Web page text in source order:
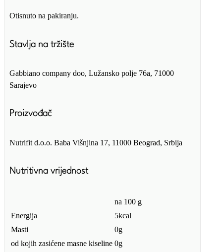
Otisnuto na pakiranju.
Stavlja na tržište
Gabbiano company doo, Lužansko polje 76a, 71000
Sarajevo
Proizvođač
Nutrifit d.o.o. Baba Višnjina 17, 11000 Beograd, Srbija
Nutritivna vrijednost
na 100 g
Energija
5kcal
Masti
0g
od kojih zasićene masne kiseline 0g